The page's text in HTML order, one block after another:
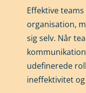
Effektive
organisation,
sig selv. Når
udefinerede
ineffektivitet